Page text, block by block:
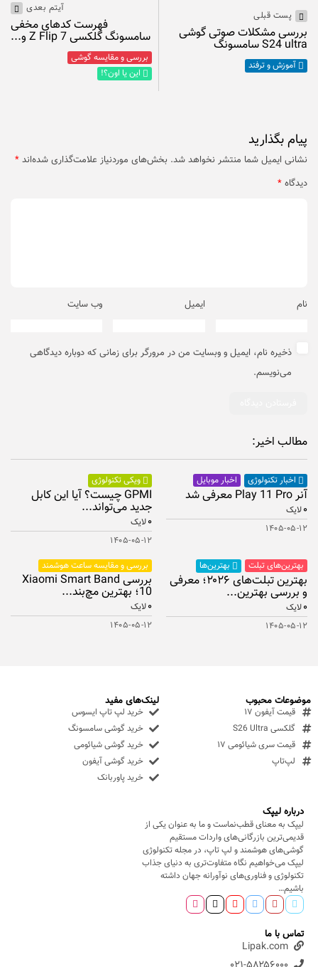
پست قبلی
بررسی مشکلات صوتی گوشی
S24 ultra سامسونگ
آموزش و ترفند
آیتم بعدی
فهرست کدهای مخفی
سامسونگ گلکسی Z Flip 7 و...
بررسی و مقایسه گوشی
این یا اون؟!
پیام بگذارید
نشانی ایمیل شما منتشر نخواهد شد. بخش‌های موردنیاز علامت‌گذاری شده‌اند *
دیدگاه *
نام ایمیل وب‌ سایت
ذخیره نام، ایمیل و وبسایت من در مرورگر برای زمانی که دوباره دیدگاهی
می‌نویسم.
مطالب اخیر:
اخبار تکنولوژی اخبار موبایل
آنر Play 11 Pro معرفی شد
۰لایک
۱۴۰۵-۰۵-۱۲
ویکی تکنولوژی
GPMI چیست؟ آیا این کابل
جدید می‌تواند...
۰لایک
۱۴۰۵-۰۵-۱۲
بهترین‌های تبلت
بهترین‌ها
بهترین تبلت‌های ۲۰۲۶؛ معرفی
و بررسی بهترین...
۰لایک
۱۴۰۵-۰۵-۱۲
بررسی و مقایسه ساعت هوشمند
بررسی Xiaomi Smart Band
10؛ بهترین مچ‌بند...
۰لایک
۱۴۰۵-۰۵-۱۲
درباره لیپک
لیپک به معنای قطب‌نماست و ما به عنوان یکی از
قدیمی‌ترین بازرگانی‌های واردات مستقیم
گوشی‌های هوشمند و لپ تاپ، در مجله تکنولوژی
لیپک می‌خواهیم نگاه متفاوت‌تری به دنیای جذاب
تکنولوژی و فناوری‌های نوآورانه جهان داشته
باشیم…
تماس با ما
Lipak.com
موضوعات محبوب
قیمت آیفون ۱۷
گلکسی S26 Ultra
قیمت سری شیائومی ۱۷
لپ‌تاپ
لینک‌های مفید
خرید لپ تاپ ایسوس
خرید گوشی سامسونگ
خرید گوشی شیائومی
خرید گوشی آیفون
خرید پاوربانک